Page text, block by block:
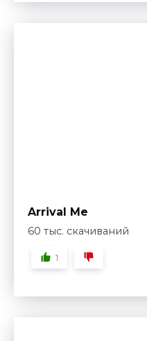
Arrival Me
60 тыс. скачиваний
1